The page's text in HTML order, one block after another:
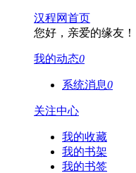
汉程网首页
您好，亲爱的缘友！
我的动态0
系统消息0
关注中心
我的收藏
我的书架
我的书签